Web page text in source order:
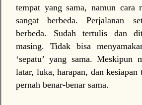
tempat yang sama, namun cara
sangat berbeda. Perjalanan
berbeda. Sudah tertulis dan
masing. Tidak bisa
‘sepatu’ yang sama. Meskipun
latar, luka, harapan, dan
pernah benar-benar sama.